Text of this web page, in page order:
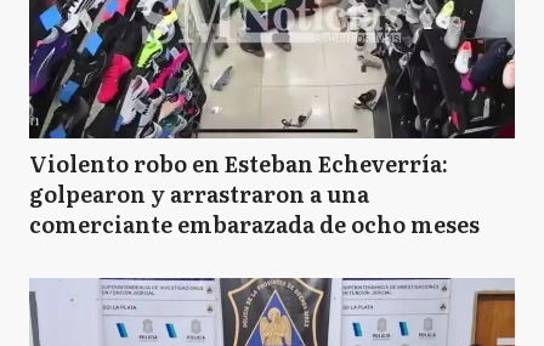
Violento robo en Esteban Echeverría:
golpearon y arrastraron a una
comerciante embarazada de ocho meses